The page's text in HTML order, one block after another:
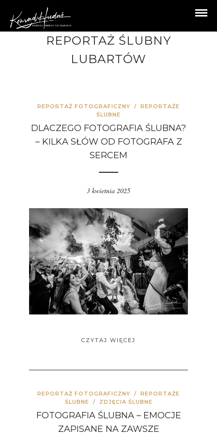
REPORTAŻ ŚLUBNY
LUBARTÓW
REPORTAŻ FOTOGRAFICZNY / REPORTAŻE
ŚLUBNE
DLACZEGO FOTOGRAFIA ŚLUBNA?
– KILKA SŁÓW OD FOTOGRAFA Z
SERCEM
3 kwietnia 2025
CZYTAJ WIĘCEJ
REPORTAŻ FOTOGRAFICZNY / REPORTAŻE
ŚLUBNE / ZDJĘCIA ŚLUBNE
FOTOGRAFIA ŚLUBNA – EMOCJE
ZAPISANE NA ZAWSZE